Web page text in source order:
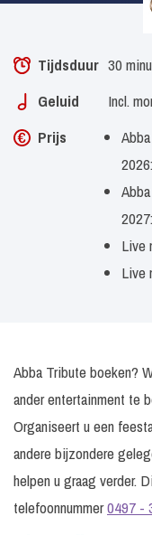
Tijdsduur 30
Geluid
Incl.
Prijs
Live
Live
Abba Tribute boeken?
ander entertainment te
Organiseert u een
andere bijzondere
helpen u graag verder.
telefoonnummer0497 -